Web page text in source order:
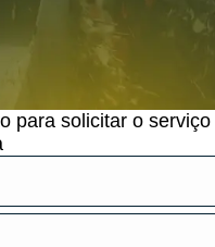
para solicitar o